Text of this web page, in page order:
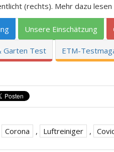
(rechts). Mehr dazu lesen
Unsere Einschätzung
Garten Test ETM-
Corona , Luftreiniger ,